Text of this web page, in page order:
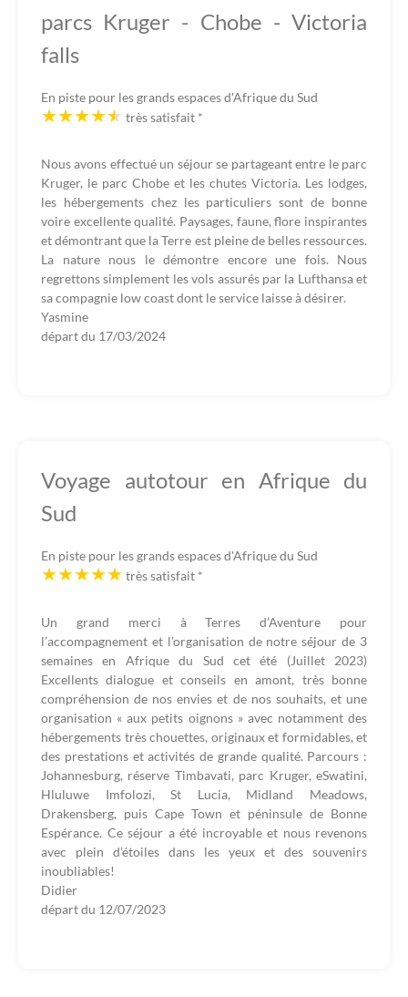
parcs Kruger - Chobe - Victoria
falls
En piste pour les grands espaces d'Afrique du Sud
très satisfait *
Nous avons effectué un séjour se partageant entre le parc
Kruger, le parc Chobe et les chutes Victoria. Les lodges,
les hébergements chez les particuliers sont de bonne
voire excellente qualité. Paysages, faune, flore inspirantes
et démontrant que la Terre est pleine de belles ressources.
La nature nous le démontre encore une fois. Nous
regrettons simplement les vols assurés par la Lufthansa et
sa compagnie low coast dont le service laisse à désirer.
Yasmine
départ du 17/03/2024
Voyage autotour en Afrique du
Sud
En piste pour les grands espaces d'Afrique du Sud
très satisfait *
Un grand merci à Terres d’Aventure pour
l’accompagnement et l’organisation de notre séjour de 3
semaines en Afrique du Sud cet été (Juillet 2023)
Excellents dialogue et conseils en amont, très bonne
compréhension de nos envies et de nos souhaits, et une
organisation « aux petits oignons » avec notamment des
hébergements très chouettes, originaux et formidables, et
des prestations et activités de grande qualité. Parcours :
Johannesburg, réserve Timbavati, parc Kruger, eSwatini,
Hluluwe Imfolozi, St Lucia, Midland Meadows,
Drakensberg, puis Cape Town et péninsule de Bonne
Espérance. Ce séjour a été incroyable et nous revenons
avec plein d’étoiles dans les yeux et des souvenirs
inoubliables!
Didier
départ du 12/07/2023